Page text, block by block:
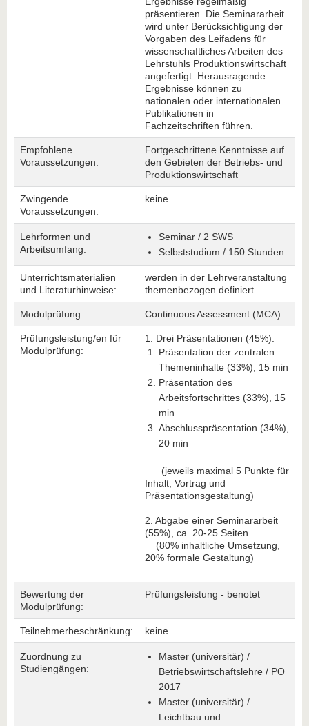
präsentieren. Die Seminararbeit
wird unter Berücksichtigung der
Vorgaben des Leifadens für
wissenschaftliches Arbeiten des
Lehrstuhls Produktionswirtschaft
angefertigt. Herausragende
Ergebnisse können zu
nationalen oder internationalen
Publikationen in
Fachzeitschriften führen.
Empfohlene
Voraussetzungen:
Fortgeschrittene Kenntnisse auf
den Gebieten der Betriebs- und
Produktionswirtschaft
Zwingende
Voraussetzungen:
keine
Lehrformen und
Arbeitsumfang:
Seminar / 2 SWS
Selbststudium / 150 Stunden
Unterrichtsmaterialien
und Literaturhinweise:
werden in der Lehrveranstaltung
themenbezogen definiert
Modulprüfung: Continuous Assessment (MCA)
Prüfungsleistung/en für
Modulprüfung:
1. Drei Präsentationen (45%):
Präsentation der zentralen
Themeninhalte (33%), 15 min
Präsentation des
Arbeitsfortschrittes (33%), 15
min
Abschlusspräsentation (34%),
20 min
(jeweils maximal 5 Punkte für
Inhalt, Vortrag und
Präsentationsgestaltung)
2. Abgabe einer Seminararbeit
(55%), ca. 20-25 Seiten
(80% inhaltliche Umsetzung,
20% formale Gestaltung)
Bewertung der
Modulprüfung:
Prüfungsleistung - benotet
Teilnehmerbeschränkung: keine
Zuordnung zu
Studiengängen:
Master (universitär) /
Betriebswirtschaftslehre / PO
2017
Master (universitär) /
Leichtbau und